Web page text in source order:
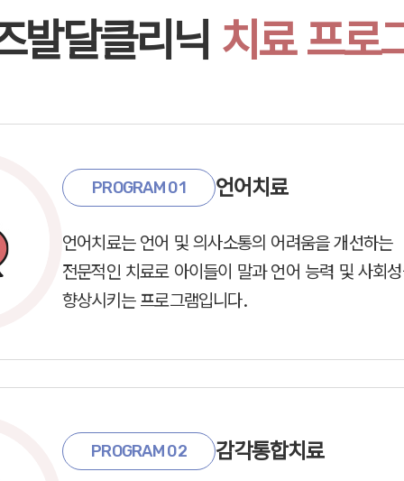
발달클리닉 치료 프로
PROGRAM 01 언어치료
언어치료는 언어 및 의사소통의 어려움을 개선하는
전문적인 치료로 아이들이 말과 언어 능력 및 사회
향상시키는 프로그램입니다.
PROGRAM 02 감각통합치료